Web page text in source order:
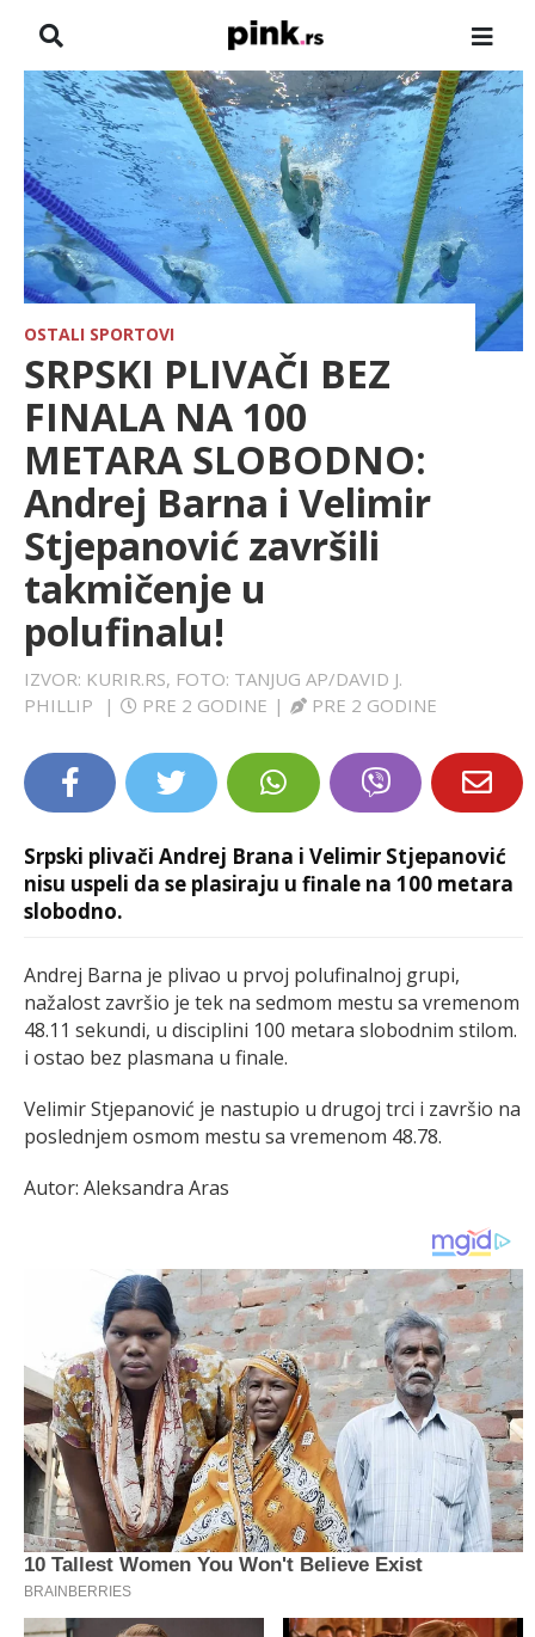
NASLOVNA
VESTI
ZADRUGA
SHOWBIZ
HRONIKA
FARMERI
TV
SPORT
LIFESTYLE
EXTRA
OSTALI SPORTOVI
SRPSKI PLIVAČI BEZ
FINALA NA 100
METARA SLOBODNO:
Andrej Barna i Velimir
Stjepanović završili
takmičenje u
polufinalu!
IZVOR: KURIR.RS, FOTO: TANJUG AP/DAVID J.
PHILLIP
| PRE 2 GODINE | PRE 2 GODINE
Srpski plivači Andrej Brana i Velimir Stjepanović
nisu uspeli da se plasiraju u finale na 100 metara
slobodno.
Andrej Barna je plivao u prvoj polufinalnoj grupi,
nažalost završio je tek na sedmom mestu sa vremenom
48.11 sekundi, u disciplini 100 metara slobodnim stilom.
i ostao bez plasmana u finale.
Velimir Stjepanović je nastupio u drugoj trci i završio na
poslednjem osmom mestu sa vremenom 48.78.
Autor: Aleksandra Aras